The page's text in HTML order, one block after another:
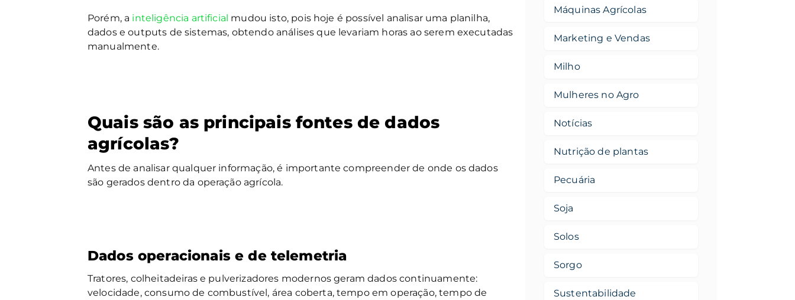
Porém, a inteligência artificial mudou isto, pois hoje é possível analisar uma planilha,
dados e outputs de sistemas, obtendo análises que levariam horas ao serem executadas
manualmente.
Quais são as principais fontes de dados
agrícolas?
Antes de analisar qualquer informação, é importante compreender de onde os dados
são gerados dentro da operação agrícola.
Dados operacionais e de telemetria
Tratores, colheitadeiras e pulverizadores modernos geram dados continuamente:
velocidade, consumo de combustível, área coberta, tempo em operação, tempo de
Máquinas Agrícolas
Marketing e Vendas
Milho
Mulheres no Agro
Notícias
Nutrição de plantas
Pecuária
Soja
Solos
Sorgo
Sustentabilidade